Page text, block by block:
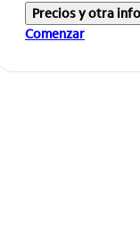
Precios y otra
Comenzar